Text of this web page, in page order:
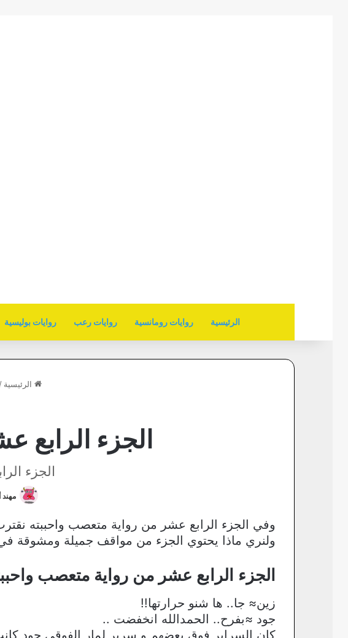
الرئيسية روايات رومانسية روايات رعب روايات بوليسية
الرئيسية /
الجزء الرابع
الجزء
مهند
وفي الجزء الرابع عشر من رواية متعصب واحببته
ولنري ماذا يحتوي الجزء من مواقف جميلة ومشوقة في
الجزء الرابع عشر من رواية متعصب
زين≈ جا.. ها شنو حرارتها!!
جود ≈بفرح.. الحمدالله انخفضت ..
كان السراير فوق بعضهم و سرير لمار الفوقي جود كانت بتنزل من الدروج 4